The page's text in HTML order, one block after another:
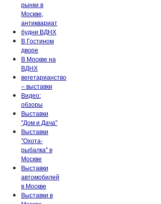
рынки в
Москве,
антиквариат
будни ВДНХ
В Гостином
дворе
В Москве на
ВДНХ
вегетарианство
– выставки
Видео:
обзоры
Выставки
"Дом и Дача"
Выставки
"Охота-
рыбалка" в
Москве
Выставки
автомобилей
в Москве
Выставки в